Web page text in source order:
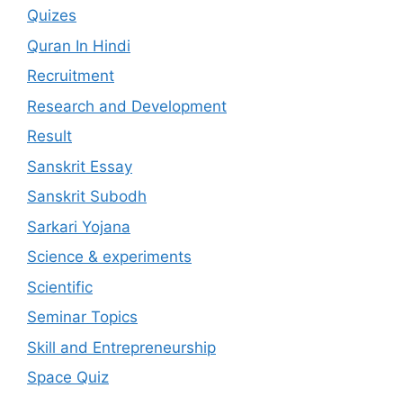
Quizes
Quran In Hindi
Recruitment
Research and Development
Result
Sanskrit Essay
Sanskrit Subodh
Sarkari Yojana
Science & experiments
Scientific
Seminar Topics
Skill and Entrepreneurship
Space Quiz